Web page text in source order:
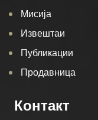
Мисија
Извештаи
Публикации
Продавница
Контакт